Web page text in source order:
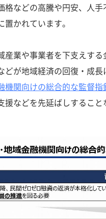
格などの高騰や円安、人
かれています。
業や事業者を下支えする
どが地域経済の回復・成
機関向けの総合的な監督指
援などを先延ばしすること